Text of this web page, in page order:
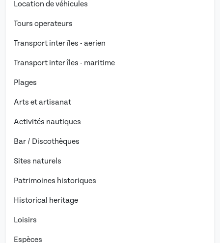
Location de véhicules
Tours operateurs
Transport inter îles - aerien
Transport inter îles - maritime
Plages
Arts et artisanat
Activités nautiques
Bar / Discothèques
Sites naturels
Patrimoines historiques
Historical heritage
Loisirs
Espèces